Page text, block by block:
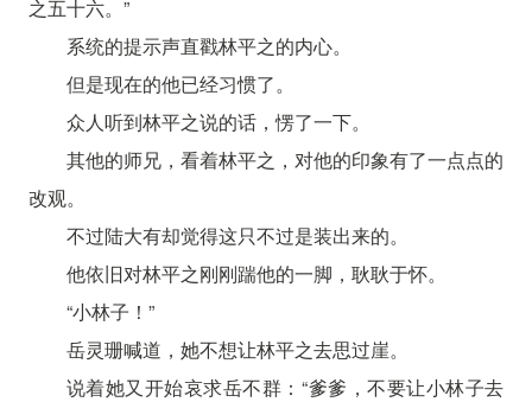
之五十六。”
系统的提示声直戳林平之的内心。
但是现在的他已经习惯了。
众人听到林平之说的话，愣了一下。
其他的师兄，看着林平之，对他的印象有了一点点的
改观。
不过陆大有却觉得这只不过是装出来的。
他依旧对林平之刚刚踹他的一脚，耿耿于怀。
“小林子！”
岳灵珊喊道，她不想让林平之去思过崖。
说着她又开始哀求岳不群：“爹爹，不要让小林子去